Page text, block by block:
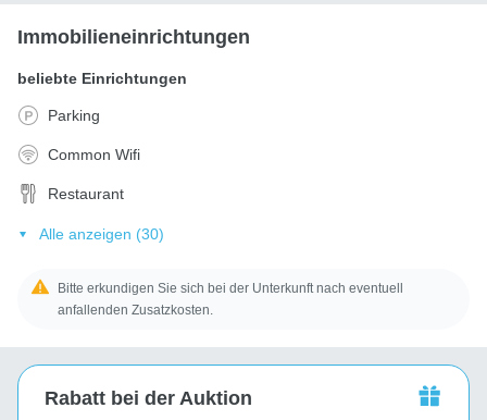
Immobilieneinrichtungen
beliebte Einrichtungen
Parking
Common Wifi
Restaurant
Alle anzeigen (30)
Bitte erkundigen Sie sich bei der Unterkunft nach eventuell
anfallenden Zusatzkosten.
Rabatt bei der Auktion